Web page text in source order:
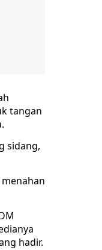
tangan
sidang,
hadir.